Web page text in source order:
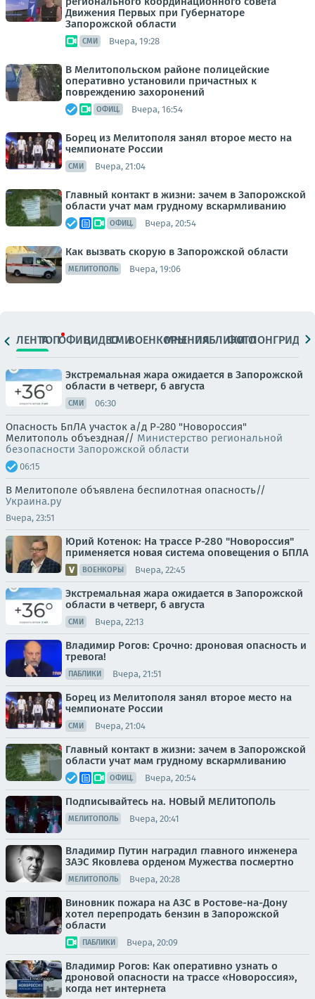
Движения Первых при Губернаторе
Запорожской области
СМИ Вчера, 19:28
В Мелитопольском районе полицейские
оперативно установили причастных к
повреждению захоронений
ОФИЦ. Вчера, 16:54
Борец из Мелитополя занял второе место на
чемпионате России
СМИ Вчера, 21:04
Главный контакт в жизни: зачем в Запорожской
области учат мам грудному вскармливанию
ОФИЦ. Вчера, 20:54
Как вызвать скорую в Запорожской области
МЕЛИТОПОЛЬ Вчера, 19:06
ЛЕНТАТОПОФИЦ.ВИДЕОСМИВОЕНКОРЫМНЕНИЯПАБЛИКИ
ФОТОЛОНГРИДЫ
Экстремальная жара ожидается в Запорожской
области в четверг, 6 августа
СМИ 06:30
Опасность БпЛА участок а/д Р-280 "Новороссия"
Мелитополь объездная// Министерство региональной
безопасности Запорожской области
06:15
В Мелитополе объявлена беспилотная опасность//
Украина.ру
Вчера, 23:51
Юрий Котенок: На трассе Р-280 "Новороссия"
применяется новая система оповещения о БПЛА
ВОЕНКОРЫ Вчера, 22:45
Экстремальная жара ожидается в Запорожской
области в четверг, 6 августа
СМИ Вчера, 22:13
Владимир Рогов: Срочно: дроновая опасность и
тревога!
ПАБЛИКИ Вчера, 21:51
Борец из Мелитополя занял второе место на
чемпионате России
СМИ Вчера, 21:04
Главный контакт в жизни: зачем в Запорожской
области учат мам грудному вскармливанию
ОФИЦ. Вчера, 20:54
Подписывайтесь на. НОВЫЙ МЕЛИТОПОЛЬ
МЕЛИТОПОЛЬ Вчера, 20:41
Владимир Путин наградил главного инженера
ЗАЭС Яковлева орденом Мужества посмертно
МЕЛИТОПОЛЬ Вчера, 20:28
Виновник пожара на АЗС в Ростове-на-Дону
хотел перепродать бензин в Запорожской
области
ПАБЛИКИ Вчера, 20:09
Владимир Рогов: Как оперативно узнать о
дроновой опасности на трассе «Новороссия»,
когда нет интернета